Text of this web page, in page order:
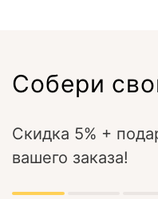
Собери
Скидка 5% +
вашего заказа!